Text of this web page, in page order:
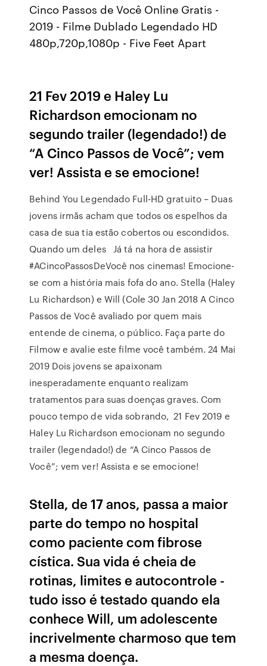
Cinco Passos de Você Online Gratis -
2019 - Filme Dublado Legendado HD
480p,720p,1080p - Five Feet Apart
21 Fev 2019 e Haley Lu
Richardson emocionam no
segundo trailer (legendado!) de
“A Cinco Passos de Você”; vem
ver! Assista e se emocione!
Behind You Legendado Full-HD gratuito – Duas
jovens irmãs acham que todos os espelhos da
casa de sua tia estão cobertos ou escondidos.
Quando um deles Já tá na hora de assistir
#ACincoPassosDeVocê nos cinemas! Emocione-
se com a história mais fofa do ano. Stella (Haley
Lu Richardson) e Will (Cole 30 Jan 2018 A Cinco
Passos de Você avaliado por quem mais
entende de cinema, o público. Faça parte do
Filmow e avalie este filme você também. 24 Mai
2019 Dois jovens se apaixonam
inesperadamente enquanto realizam
tratamentos para suas doenças graves. Com
pouco tempo de vida sobrando, 21 Fev 2019 e
Haley Lu Richardson emocionam no segundo
trailer (legendado!) de “A Cinco Passos de
Você”; vem ver! Assista e se emocione!
Stella, de 17 anos, passa a maior
parte do tempo no hospital
como paciente com fibrose
cística. Sua vida é cheia de
rotinas, limites e autocontrole -
tudo isso é testado quando ela
conhece Will, um adolescente
incrivelmente charmoso que tem
a mesma doença.